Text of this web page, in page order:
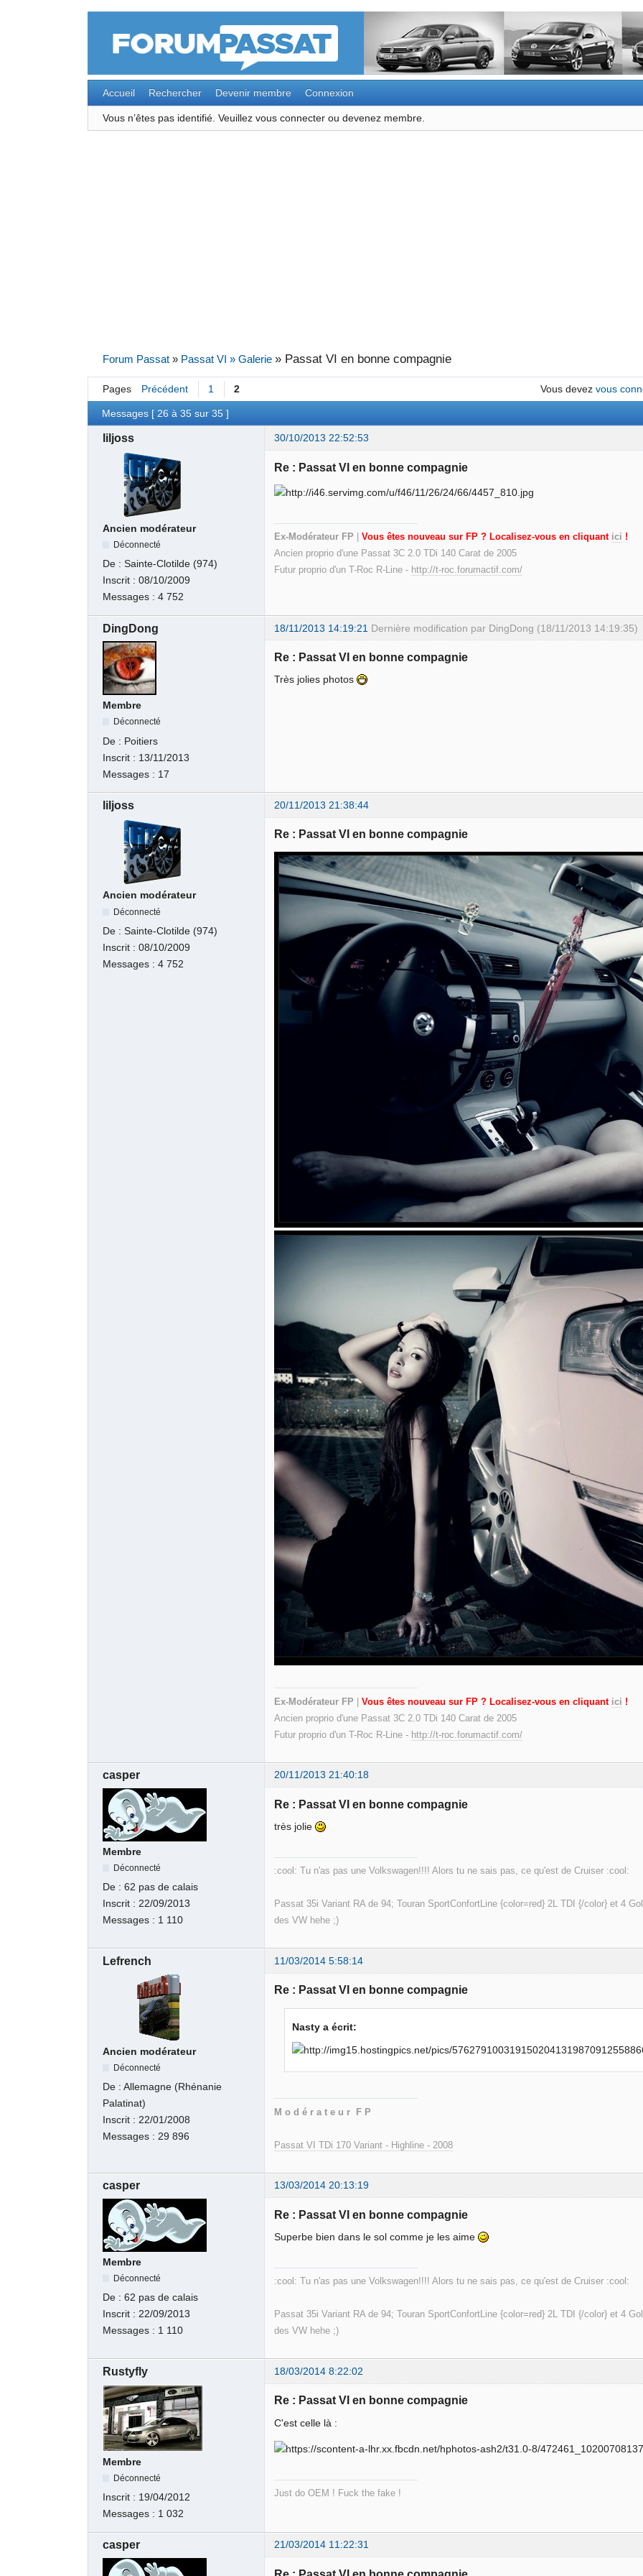
Accueil Rechercher Devenir membre Connexion
Vous n’êtes pas identifié. Veuillez vous connecter ou devenez membre.
Forum Passat » Passat VI » Galerie » Passat VI en bonne compagnie
Pages Précédent 1 2 Vous devez vous
Messages [ 26 à 35 sur 35 ]
liljoss 30/10/2013 22:52:53
Ancien modérateur
Déconnecté
De :Sainte-Clotilde (974)
Inscrit :08/10/2009
Messages :4 752
Re : Passat VI en bonne compagnie
Ex-Modérateur FP |Vous êtes nouveau sur FP ? Localisez-vous en cliquant ici !
Ancien proprio d'une Passat 3C 2.0 TDi 140 Carat de 2005
Futur proprio d'un T-Roc R-Line - http://t-roc.forumactif.com/
DingDong 18/11/2013 14:19:21 Dernière modification par DingDong (18/11/2013 14:19:35)
Membre
Déconnecté
De : Poitiers
Inscrit : 13/11/2013
Messages : 17
Re : Passat VI en bonne compagnie
Très jolies photos
liljoss 20/11/2013 21:38:44
Ancien modérateur
Déconnecté
De :Sainte-Clotilde (974)
Inscrit :08/10/2009
Messages :4 752
Re : Passat VI en bonne compagnie
Ex-Modérateur FP |Vous êtes nouveau sur FP ? Localisez-vous en cliquant ici !
Ancien proprio d'une Passat 3C 2.0 TDi 140 Carat de 2005
Futur proprio d'un T-Roc R-Line - http://t-roc.forumactif.com/
casper 20/11/2013 21:40:18
Membre
Déconnecté
De :62 pas de calais
Inscrit :22/09/2013
Messages : 1 110
Re : Passat VI en bonne compagnie
très jolie
:cool: Tu n'as pas une Volkswagen!!!! Alors tu ne sais pas, ce qu'est de Cruiser :cool:
Passat 35i Variant RA de 94; Touran SportConfortLine {color=red} 2L TDI {/color} et 4
des VW hehe ;)
Lefrench 11/03/2014 5:58:14
Ancien modérateur
Déconnecté
De :Allemagne (Rhénanie
Palatinat)
Inscrit :22/01/2008
Messages :29 896
Re : Passat VI en bonne compagnie
Nasty a écrit:
M o d é r a t e u r F P
Passat VI TDi 170 Variant - Highline - 2008
casper 13/03/2014 20:13:19
Membre
Déconnecté
De :62 pas de calais
Inscrit :22/09/2013
Messages : 1 110
Re : Passat VI en bonne compagnie
Superbe bien dans le sol comme je les aime
:cool: Tu n'as pas une Volkswagen!!!! Alors tu ne sais pas, ce qu'est de Cruiser :cool:
Passat 35i Variant RA de 94; Touran SportConfortLine {color=red} 2L TDI {/color} et 4
des VW hehe ;)
Rustyfly 18/03/2014 8:22:02
Membre
Déconnecté
Inscrit : 19/04/2012
Messages : 1 032
Re : Passat VI en bonne compagnie
C'est celle là :
Just do OEM ! Fuck the fake !
casper 21/03/2014 11:22:31